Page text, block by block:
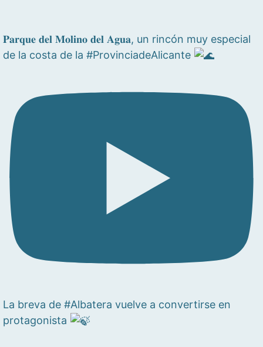
𝐏𝐚𝐫𝐪𝐮𝐞 𝐝𝐞𝐥 𝐌𝐨𝐥𝐢𝐧𝐨 𝐝𝐞𝐥 𝐀𝐠𝐮𝐚, un rincón muy especial
de la costa de la #ProvinciadeAlicante
La breva de #Albatera vuelve a convertirse en
protagonista